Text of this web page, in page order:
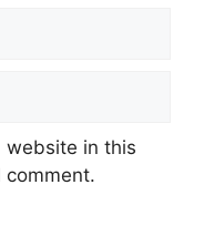
website in this